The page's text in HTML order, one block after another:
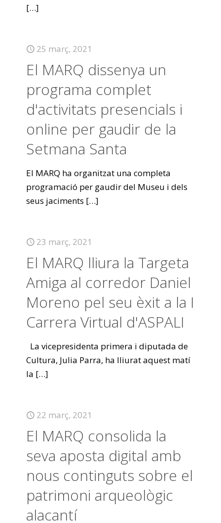
[…]
25 març, 2021
El MARQ dissenya un
programa complet
d'activitats presencials i
online per gaudir de la
Setmana Santa
El MARQ ha organitzat una completa
programació per gaudir del Museu i dels
seus jaciments […]
23 març, 2021
El MARQ lliura la Targeta
Amiga al corredor Daniel
Moreno pel seu èxit a la I
Carrera Virtual d'ASPALI
La vicepresidenta primera i diputada de
Cultura, Julia Parra, ha lliurat aquest matí
la […]
22 març, 2021
El MARQ consolida la
seva aposta digital amb
nous continguts sobre el
patrimoni arqueològic
alacantí